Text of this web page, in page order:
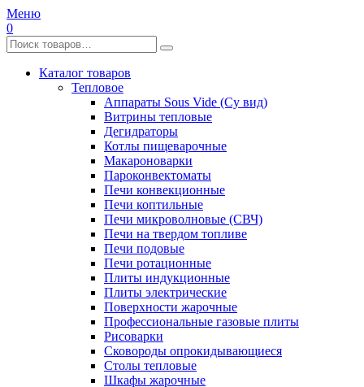
Меню
0
Каталог товаров
Тепловое
Аппараты Sous Vide (Су вид)
Витрины тепловые
Дегидраторы
Котлы пищеварочные
Макароноварки
Пароконвектоматы
Печи конвекционные
Печи коптильные
Печи микроволновые (СВЧ)
Печи на твердом топливе
Печи подовые
Печи ротационные
Плиты индукционные
Плиты электрические
Поверхности жарочные
Профессиональные газовые плиты
Рисоварки
Сковороды опрокидывающиеся
Столы тепловые
Шкафы жарочные